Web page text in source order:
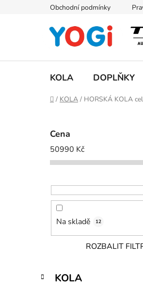
Obchodní podmínky
KOLA DOPLŇKY
Domů
/ KOLA / HORSKÁ KOLA
l
Cena
50990 Kč
Na skladě 12
ROZBALIT
Přeskočit
kategorie
K
a
KOLA